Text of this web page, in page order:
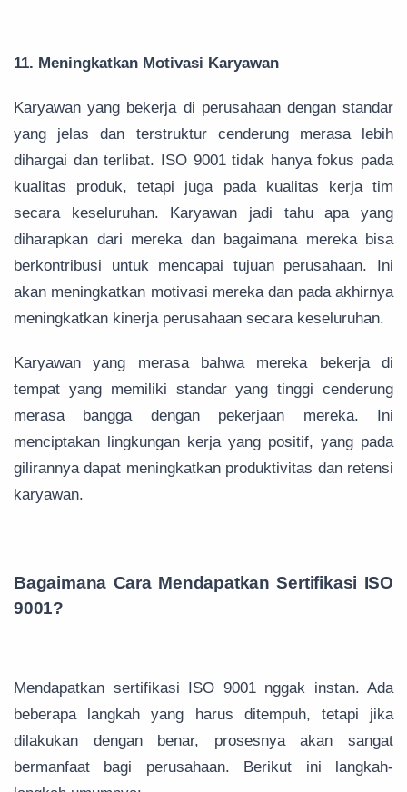
11. Meningkatkan Motivasi Karyawan
Karyawan yang bekerja di perusahaan dengan standar
yang jelas dan terstruktur cenderung merasa lebih
dihargai dan terlibat. ISO 9001 tidak hanya fokus pada
kualitas produk, tetapi juga pada kualitas kerja tim
secara keseluruhan. Karyawan jadi tahu apa yang
diharapkan dari mereka dan bagaimana mereka bisa
berkontribusi untuk mencapai tujuan perusahaan. Ini
akan meningkatkan motivasi mereka dan pada akhirnya
meningkatkan kinerja perusahaan secara keseluruhan.
Karyawan yang merasa bahwa mereka bekerja di
tempat yang memiliki standar yang tinggi cenderung
merasa bangga dengan pekerjaan mereka. Ini
menciptakan lingkungan kerja yang positif, yang pada
gilirannya dapat meningkatkan produktivitas dan retensi
karyawan.
Bagaimana Cara Mendapatkan Sertifikasi ISO
9001?
Mendapatkan sertifikasi ISO 9001 nggak instan. Ada
beberapa langkah yang harus ditempuh, tetapi jika
dilakukan dengan benar, prosesnya akan sangat
bermanfaat bagi perusahaan. Berikut ini langkah-